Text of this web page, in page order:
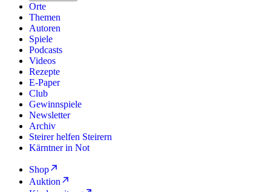
Orte
Themen
Autoren
Spiele
Podcasts
Videos
Rezepte
E-Paper
Club
Gewinnspiele
Newsletter
Archiv
Steirer helfen Steirern
Kärntner in Not
Shop
Auktion